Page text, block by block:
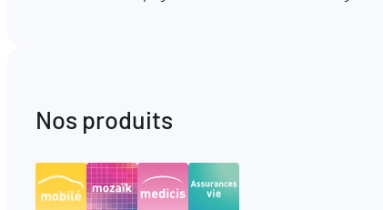
Nos produits